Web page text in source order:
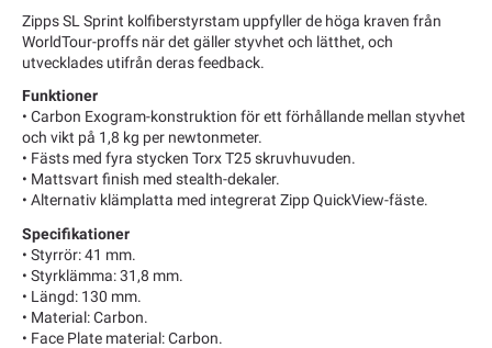
Zipps SL Sprint kolfiberstyrstam uppfyller de höga kraven från
WorldTour-proffs när det gäller styvhet och lätthet, och
utvecklades utifrån deras feedback.
Funktioner
• Carbon Exogram-konstruktion för ett förhållande mellan styvhet
och vikt på 1,8 kg per newtonmeter.
• Fästs med fyra stycken Torx T25 skruvhuvuden.
• Mattsvart finish med stealth-dekaler.
• Alternativ klämplatta med integrerat Zipp QuickView-fäste.
Specifikationer
• Styrrör: 41 mm.
• Styrklämma: 31,8 mm.
• Längd: 130 mm.
• Material: Carbon.
• Face Plate material: Carbon.